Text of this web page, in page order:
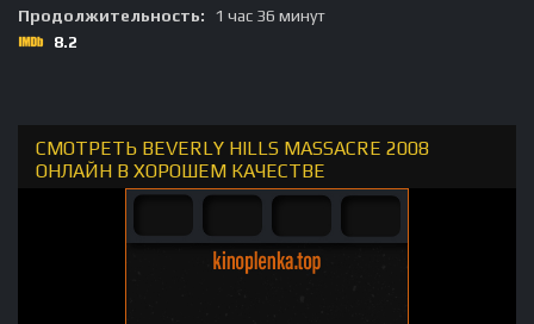
Продолжительность:
1 час 36 минут
8.2
СМОТРЕТЬ BEVERLY HILLS MASSACRE 2008
ОНЛАЙН В ХОРОШЕМ КАЧЕСТВЕ